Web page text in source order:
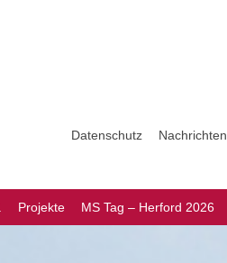
Datenschutz Nachrichten
Projekte MS Tag – Herford 2026